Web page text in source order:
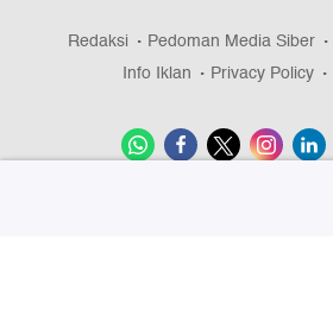
Redaksi Pedoman Media Siber
Info Iklan
Privacy Policy